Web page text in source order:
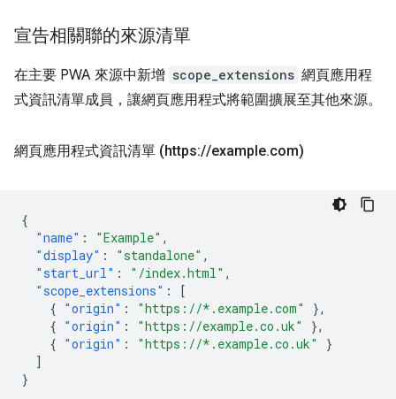
宣告相關聯的來源清單
在主要 PWA 來源中新增 scope_extensions 網頁應用程
式資訊清單成員，讓網頁應用程式將範圍擴展至其他來源。
網頁應用程式資訊清單 (https://example.com)
{
"name" : "Example" ,
"display" : "standalone" ,
"start_url" : "/index.html" ,
"scope_extensions" :
[
{ "origin" : "https://*.example.com"
},
{ "origin" : "https://example.co.uk"
},
{ "origin" : "https://*.example.co.uk"
}
]
}